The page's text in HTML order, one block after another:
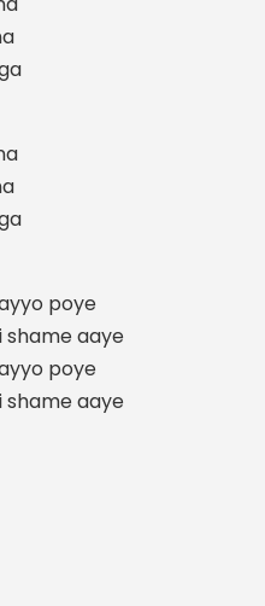
poye
aaye
poye
aaye